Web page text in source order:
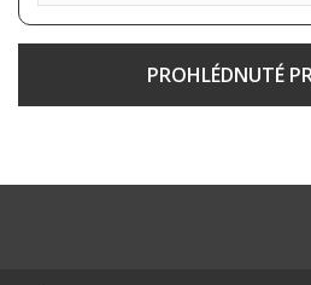
PROHLÉDNUTÉ